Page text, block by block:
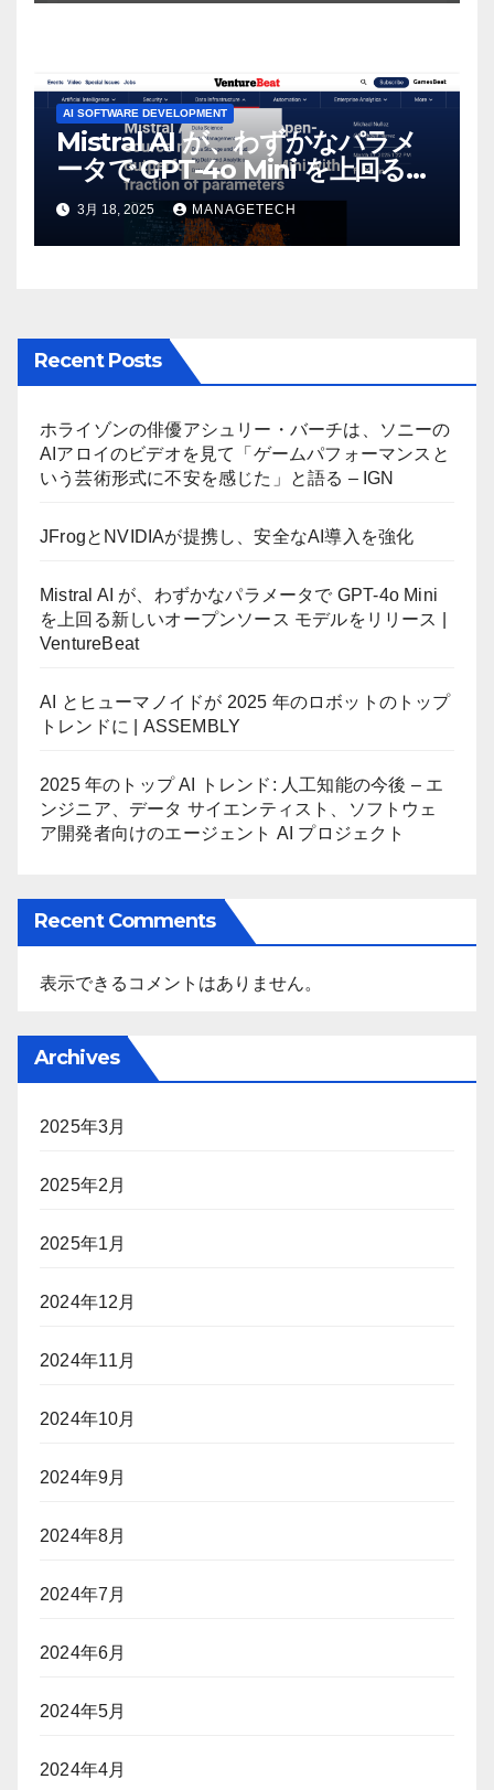
AI SOFTWARE DEVELOPMENT
Mistral AI が、わずかなパラメ
ータで GPT-4o Mini を上回る新
しいオープンソース モデルをリ
リース | VentureBeat
3月 18, 2025 MANAGETECH
Recent Posts
ホライゾンの俳優アシュリー・バーチは、ソニーの
AIアロイのビデオを見て「ゲームパフォーマンスと
いう芸術形式に不安を感じた」と語る – IGN
JFrogとNVIDIAが提携し、安全なAI導入を強化
Mistral AI が、わずかなパラメータで GPT-4o Mini
を上回る新しいオープンソース モデルをリリース |
VentureBeat
AI とヒューマノイドが 2025 年のロボットのトップ
トレンドに | ASSEMBLY
2025 年のトップ AI トレンド: 人工知能の今後 – エ
ンジニア、データ サイエンティスト、ソフトウェ
ア開発者向けのエージェント AI プロジェクト
Recent Comments
表示できるコメントはありません。
Archives
2025年3月
2025年2月
2025年1月
2024年12月
2024年11月
2024年10月
2024年9月
2024年8月
2024年7月
2024年6月
2024年5月
2024年4月